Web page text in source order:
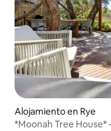
Alojamiento en Rye
*Moonah Tree House*